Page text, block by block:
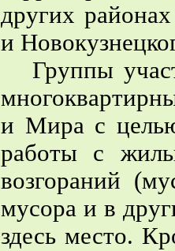
других
и
Группы
и Мира с
работы с
возгораний
мусора и в
здесь место.